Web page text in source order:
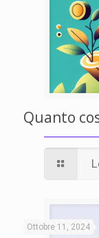
Quanto
Ottobre 11, 2024